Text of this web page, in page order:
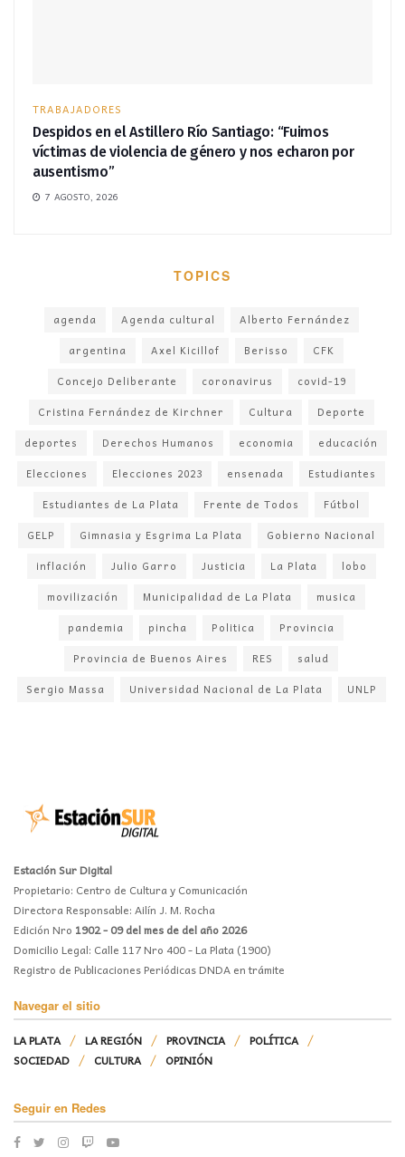
TRABAJADORES
Despidos en el Astillero Río Santiago: “Fuimos
víctimas de violencia de género y nos echaron por
ausentismo”
7 AGOSTO, 2026
TOPICS
agenda Agenda cultural
Alberto Fernández
argentina
Axel Kicillof Berisso
CFK
Concejo Deliberante
coronavirus
covid-19
Cristina Fernández de Kirchner
Cultura
Deporte
deportes
Derechos Humanos economia
educación
Elecciones
Elecciones 2023 ensenada
Estudiantes
Estudiantes de La Plata
Frente de Todos
Fútbol
GELP
Gimnasia y Esgrima La Plata
Gobierno Nacional
inflación
Julio Garro Justicia La Plata
lobo
movilización
Municipalidad de La Plata
musica
pandemia
pincha Politica
Provincia
Provincia de Buenos Aires
RES
salud
Sergio Massa
Universidad Nacional de La Plata UNLP
Estación Sur Digital
Propietario: Centro de Cultura y Comunicación
Directora Responsable: Ailín J. M. Rocha
Edición Nro 1902 - 09 del mes de del año 2026
Domicilio Legal: Calle 117 Nro 400 - La Plata (1900)
Registro de Publicaciones Periódicas DNDA en trámite
Navegar el sitio
LA PLATA LA REGIÓN PROVINCIA
POLÍTICA
SOCIEDAD
CULTURA OPINIÓN
Seguir en Redes